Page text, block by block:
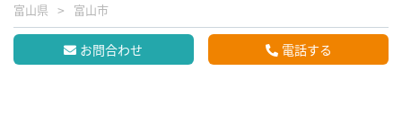
富山県 富山市
お問合わせ 電話する